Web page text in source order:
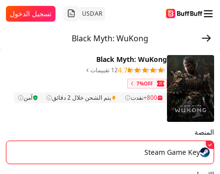
AR
USD تسجيل الدخول
Black Myth: WuKong
Black Myth: WuKong
4.712 تقييمات
7%OFF
800+ نفدت يتم الشحن خلال 2 دقائق آمن
المنصة
Steam Game Key